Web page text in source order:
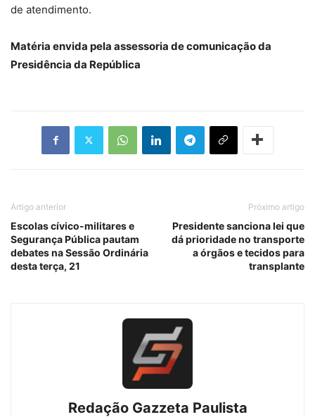
de atendimento.
Matéria envida pela assessoria de comunicação da
Presidência da República
Artigo anterior
Escolas cívico-militares e
Segurança Pública pautam
debates na Sessão Ordinária
desta terça, 21
Próximo artigo
Presidente sanciona lei que
dá prioridade no transporte
a órgãos e tecidos para
transplante
Redação Gazzeta Paulista